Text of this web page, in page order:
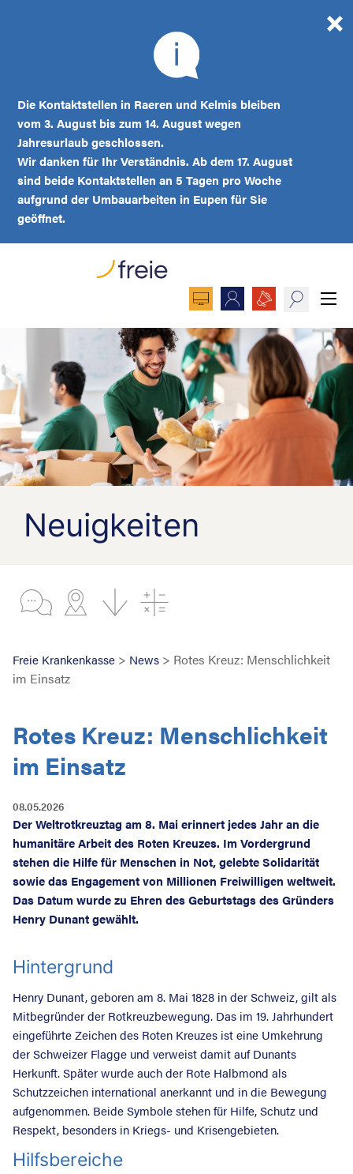
Die Kontaktstellen in Raeren und Kelmis bleiben
vom 3. August bis zum 14. August wegen
Jahresurlaub geschlossen.
Wir danken für Ihr Verständnis. Ab dem 17. August
sind beide Kontaktstellen an 5 Tagen pro Woche
aufgrund der Umbauarbeiten in Eupen für Sie
geöffnet.
Suche
Neuigkeiten
Freie Krankenkasse> News> Rotes Kreuz: Menschlichkeit
im Einsatz
Rotes Kreuz: Menschlichkeit
im Einsatz
08.05.2026
Der Weltrotkreuztag am 8. Mai erinnert jedes Jahr an die
humanitäre Arbeit des Roten Kreuzes. Im Vordergrund
stehen die Hilfe für Menschen in Not, gelebte Solidarität
sowie das Engagement von Millionen Freiwilligen weltweit.
Das Datum wurde zu Ehren des Geburtstags des Gründers
Henry Dunant gewählt.
Hintergrund
Henry Dunant, geboren am 8. Mai 1828 in der Schweiz, gilt als
Mitbegründer der Rotkreuzbewegung. Das im 19. Jahrhundert
eingeführte Zeichen des Roten Kreuzes ist eine Umkehrung
der Schweizer Flagge und verweist damit auf Dunants
Herkunft. Später wurde auch der Rote Halbmond als
Schutzzeichen international anerkannt und in die Bewegung
aufgenommen. Beide Symbole stehen für Hilfe, Schutz und
Respekt, besonders in Kriegs- und Krisengebieten.
Hilfsbereiche